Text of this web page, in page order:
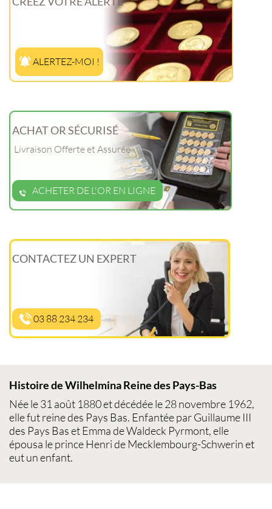
ALERTEZ-MOI !
ACHAT OR SÉCURISÉ
Livraison Offerte et Assurée
ACHETER DE L'OR EN LIGNE
CONTACTEZ UN EXPERT
03 88 234 234
Histoire de Wilhelmina Reine des Pays-Bas
Née le 31 août 1880 et décédée le 28 novembre 1962,
elle fut reine des Pays Bas. Enfantée par Guillaume III
des Pays Bas et Emma de Waldeck Pyrmont, elle
épousa le prince Henri de Mecklembourg-Schwerin et
eut un enfant.